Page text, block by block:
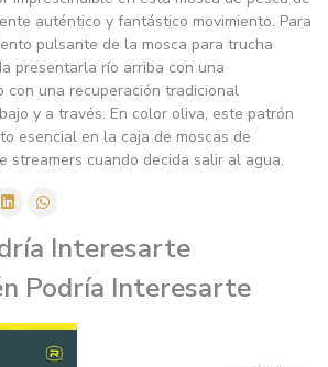
auténtico y fantástico movimiento. Para
pulsante de la mosca para trucha
presentarla río arriba con una
con una recuperación tradicional
y a través. En color oliva, este patrón
esencial en la caja de moscas de
streamers cuando decida salir al agua.
Interesarte
Podría Interesarte